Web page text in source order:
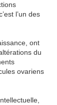
l’un des
ont
du
ovariens